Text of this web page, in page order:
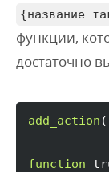
{название
функции,
достаточно
add_action (
function